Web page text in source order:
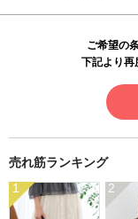
ご希望の
下記より再
売れ筋ランキング
1 2